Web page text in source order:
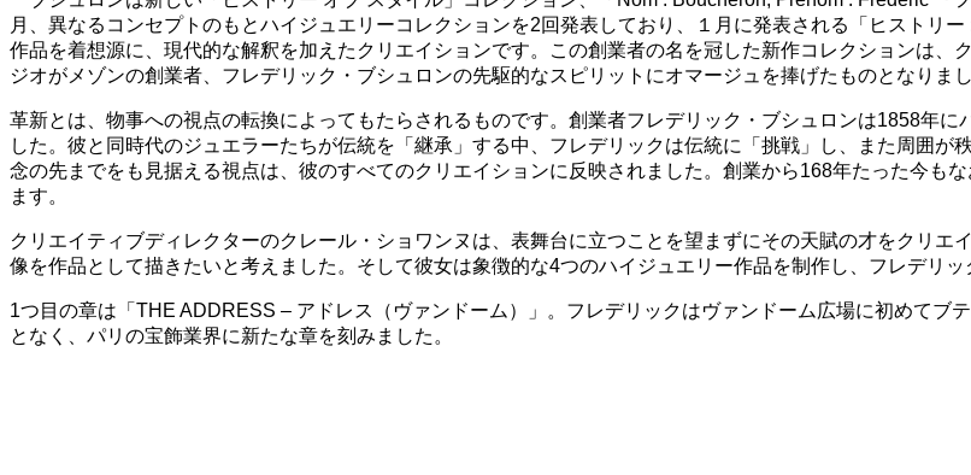
月、異なるコンセプトのもとハイジュエリーコレクションを2回発表しており、１月に発表される「ヒストリ
作品を着想源に、現代的な解釈を加えたクリエイションです。この創業者の名を冠した新作コレクションは
ジオがメゾンの創業者、フレデリック・ブシュロンの先駆的なスピリットにオマージュを捧げたものとなりまし
革新とは、物事への視点の転換によってもたらされるものです。創業者フレデリック・ブシュロンは1858年
した。彼と同時代のジュエラーたちが伝統を「継承」する中、フレデリックは伝統に「挑戦」し、また周囲
念の先までをも見据える視点は、彼のすべてのクリエイションに反映されました。創業から168年たった今も
ます。
クリエイティブディレクターのクレール・ショワンヌは、表舞台に立つことを望まずにその天賦の才をクリ
像を作品として描きたいと考えました。そして彼女は象徴的な4つのハイジュエリー作品を制作し、フレデリ
1つ目の章は「THE ADDRESS – アドレス（ヴァンドーム）」。フレデリックはヴァンドーム広場に初めてブ
となく、パリの宝飾業界に新たな章を刻みました。